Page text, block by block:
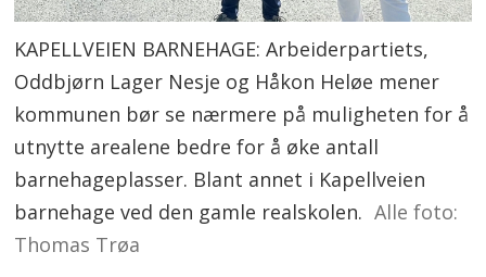
KAPELLVEIEN BARNEHAGE: Arbeiderpartiets,
Oddbjørn Lager Nesje og Håkon Heløe mener
kommunen bør se nærmere på muligheten for å
utnytte arealene bedre for å øke antall
barnehageplasser. Blant annet i Kapellveien
barnehage ved den gamle realskolen. Alle foto:
Thomas Trøa